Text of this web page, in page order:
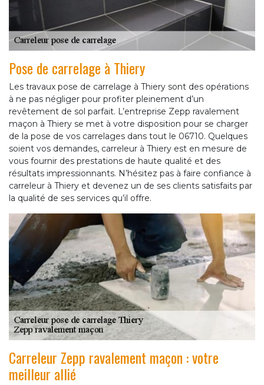
Pose de carrelage à Thiery
Les travaux pose de carrelage à Thiery sont des opérations
à ne pas négliger pour profiter pleinement d’un
revêtement de sol parfait. L’entreprise Zepp ravalement
maçon à Thiery se met à votre disposition pour se charger
de la pose de vos carrelages dans tout le 06710. Quelques
soient vos demandes, carreleur à Thiery est en mesure de
vous fournir des prestations de haute qualité et des
résultats impressionnants. N’hésitez pas à faire confiance à
carreleur à Thiery et devenez un de ses clients satisfaits par
la qualité de ses services qu’il offre.
Carreleur Zepp ravalement maçon : votre
meilleur allié